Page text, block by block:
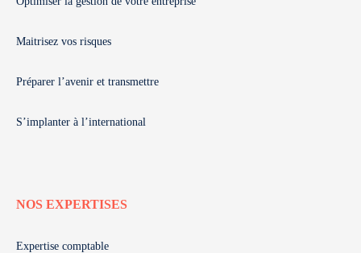
Maitrisez vos risques
Préparer l’avenir et transmettre
S’implanter à l’international
NOS EXPERTISES
Expertise comptable